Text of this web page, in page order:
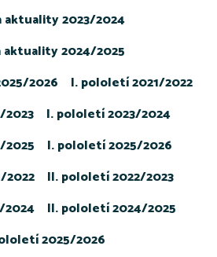
aktuality 2023/2024
aktuality 2024/2025
2026
I. pololetí 2021/2022
I. pololetí 2023/2024
I. pololetí 2025/2026
2022
II. pololetí 2022/2023
II. pololetí 2024/2025
2025/2026